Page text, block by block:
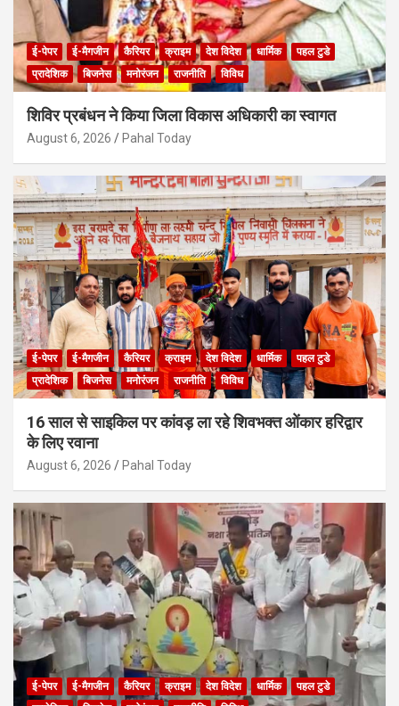
ई-पेपर ई-मैगजीन कैरियर क्राइम देश विदेश धार्मिक
पहल टुडे
प्रादेशिक
बिजनेस मनोरंजन राजनीति विविध
शिविर प्रबंधन ने किया जिला विकास अधिकारी का स्वागत
August 6, 2026 Pahal Today
ई-पेपर ई-मैगजीन कैरियर क्राइम देश विदेश धार्मिक
पहल टुडे
प्रादेशिक
बिजनेस मनोरंजन राजनीति विविध
16 साल से साइकिल पर कांवड़ ला रहे शिवभक्त ओंकार हरिद्वार
के लिए रवाना
August 6, 2026 Pahal Today
ई-पेपर ई-मैगजीन कैरियर क्राइम देश विदेश धार्मिक
पहल टुडे